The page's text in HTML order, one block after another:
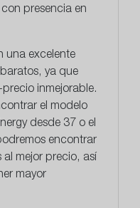
presencia en
una excelente
ya que
inmejorable.
el modelo
desde 37 o el
encontrar
al mejor precio, así
mayor